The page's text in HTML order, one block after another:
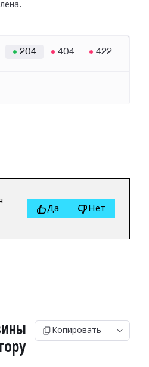
204 404 422
Да Нет
Копировать